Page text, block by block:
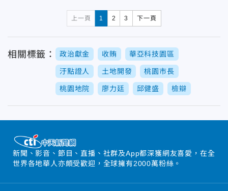
上一頁 1 2 3 下一頁
相關標籤： 政治獻金 收賄 華亞科技園區
汙點證人 土地開發 桃園市長
桃園地院 廖力廷 邱健盛 檢辯
新聞、影音、節目、直播、社群及App都深獲網友喜愛，在全
世界各地華人亦頗受歡迎，全球擁有2000萬粉絲。